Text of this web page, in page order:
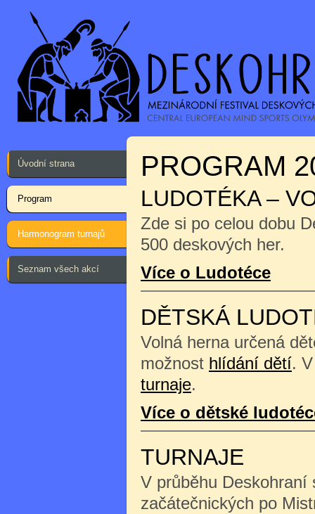
Úvodní strana
Program
Harmonogram turnajů
Seznam všech akcí
PROGRAM
LUDOTÉKA –
Zde si po celou dobu
500 deskových her.
Více o Ludotéce
DĚTSKÁ
Volná herna určená
možnost hlídání dětí.
turnaje.
Více o dětské
TURNAJE
V průběhu Deskohraní
začátečnických po